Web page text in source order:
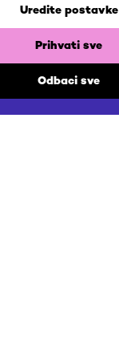
Uredite postavke
Prihvati sve
Odbaci sve